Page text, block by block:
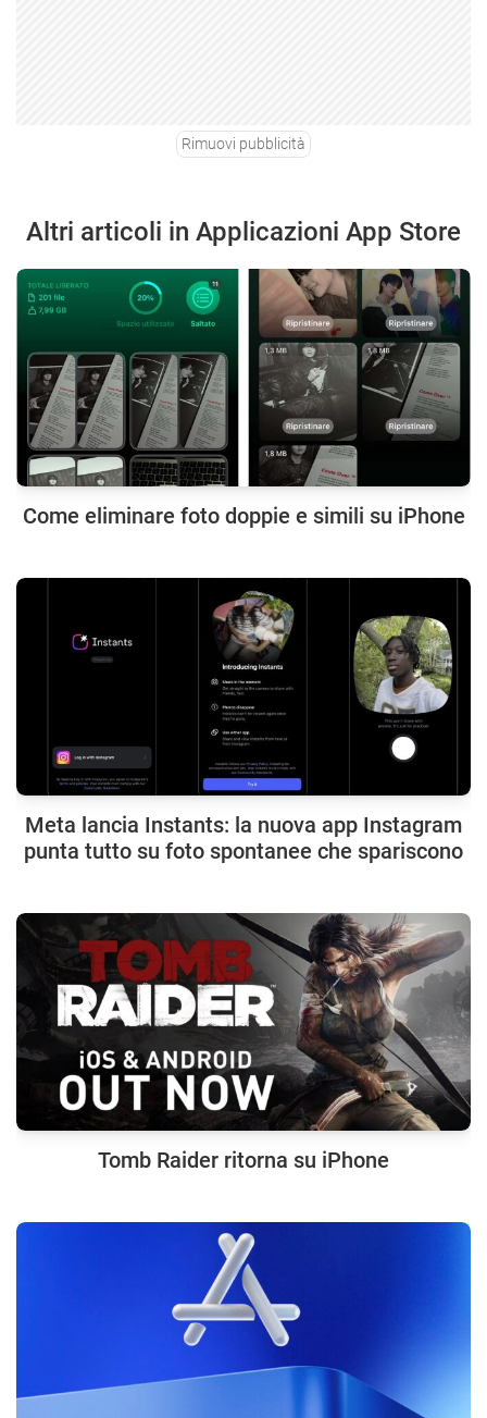
Rimuovi pubblicità
Altri articoli in Applicazioni App Store
Come eliminare foto doppie e simili su iPhone
Meta lancia Instants: la nuova app Instagram
punta tutto su foto spontanee che spariscono
Tomb Raider ritorna su iPhone